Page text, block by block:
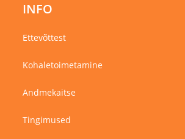
INFO
Ettevõttest
Kohaletoimetamine
Andmekaitse
Tingimused